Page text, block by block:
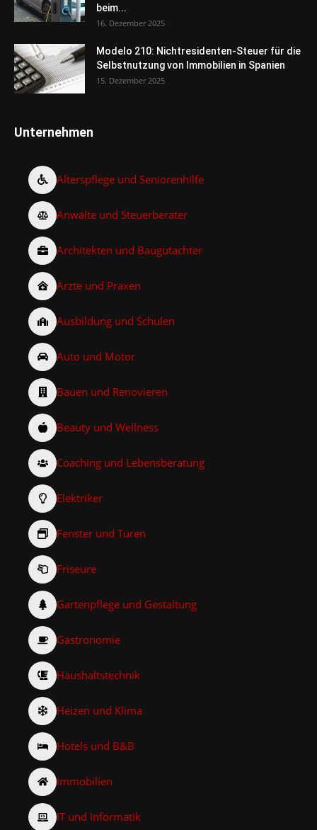
beim...
16. Dezember 2025
Modelo 210: Nichtresidenten-Steuer für die
Selbstnutzung von Immobilien in Spanien
15. Dezember 2025
Unternehmen
Alterspflege und Seniorenhilfe
Anwälte und Steuerberater
Architekten und Baugutachter
Ärzte und Praxen
Ausbildung und Schulen
Auto und Motor
Bauen und Renovieren
Beauty und Wellness
Coaching und Lebensberatung
Elektriker
Fenster und Türen
Friseure
Gartenpflege und Gestaltung
Gastronomie
Haushaltstechnik
Heizen und Klima
Hotels und B&B
Immobilien
IT und Informatik